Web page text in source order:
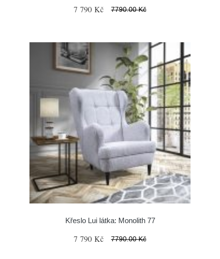
7 790 Kč 7790.00 Kč
Křeslo Lui látka: Monolith 77
7 790 Kč 7790.00 Kč